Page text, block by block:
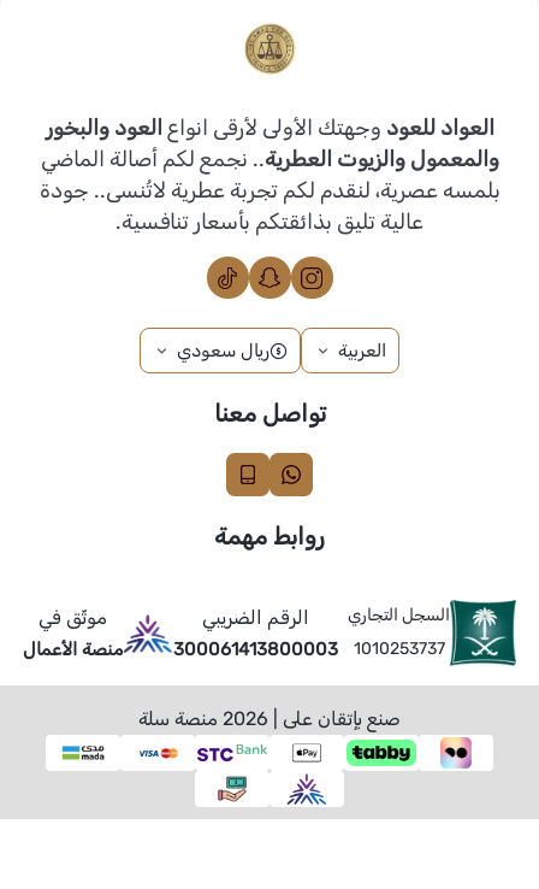
العواد للعود وجهتك الأولى لأرقى انواع العود والبخور
والمعمول والزيوت العطرية.. نجمع لكم أصالة الماضي
بلمسه عصرية، لنقدم لكم تجربة عطرية لاتُنسى.. جودة
عالية تليق بذائقتكم بأسعار تنافسية.
العربية ريال سعودي
تواصل معنا
روابط مهمة
السجل التجاري
1010253737
الرقم الضريبي
300061413800003
موثّق في
منصة الأعمال
صنع بإتقان على | 2026 منصة سلة